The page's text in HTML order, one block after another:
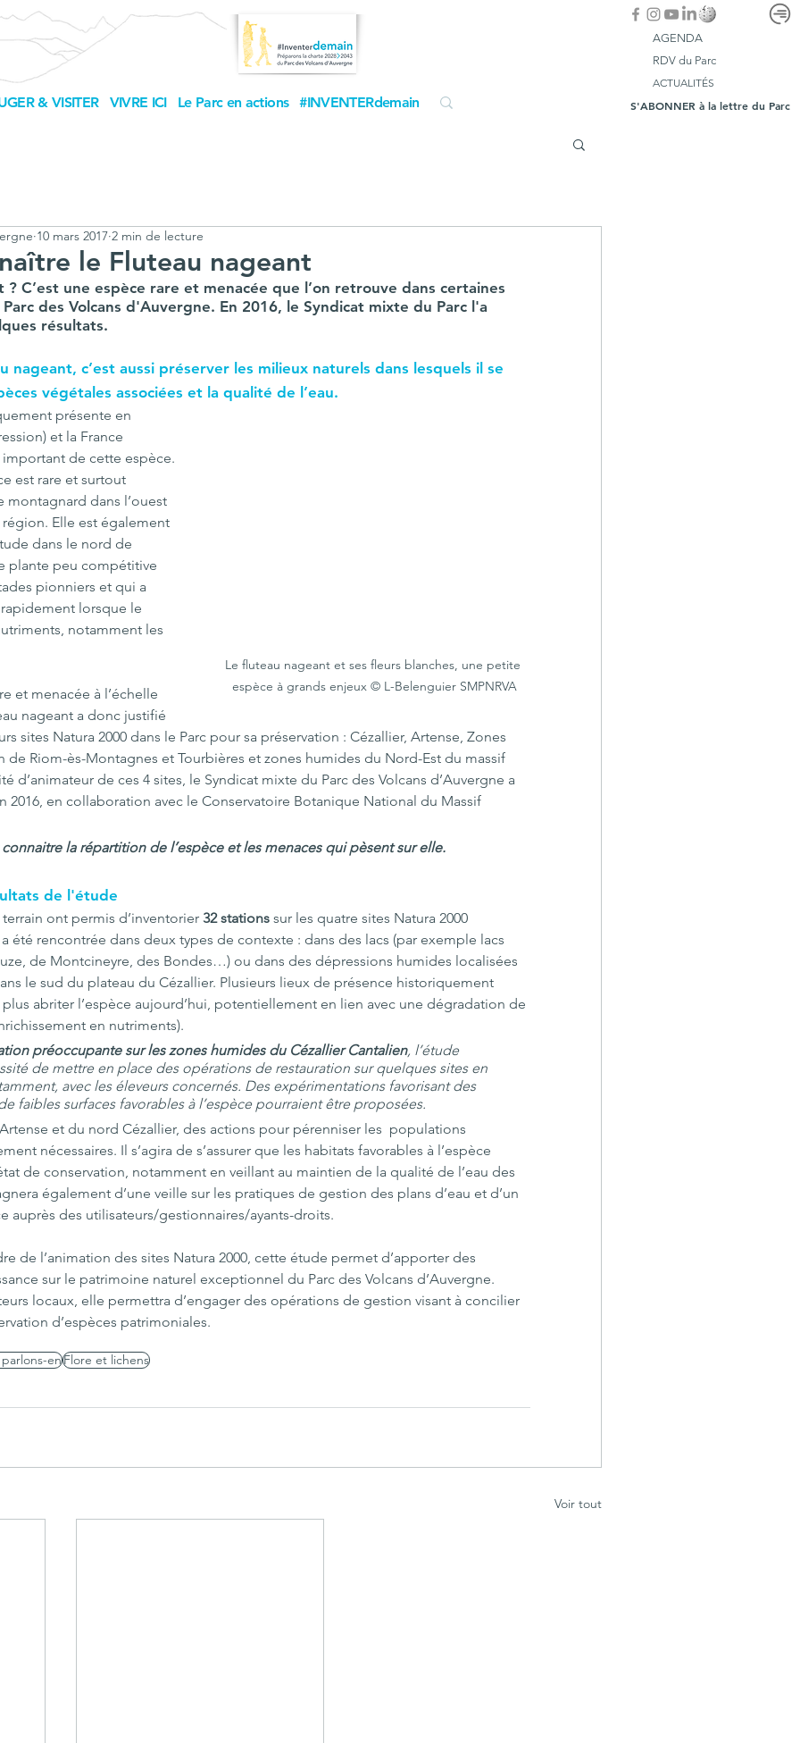
& VISITER VIVRE ICI Le Parc en actions #INVENTERdemain
AGENDA
RDV du Parc
ACTUALITÉS
S'ABONNER à la lettre du Parc
le Fluteau nageant
10 mars 2017 2 min de lecture
? C’est une espèce rare et menacée que l’on retrouve dans certaines
des Volcans d'Auvergne. En 2016, le Syndicat mixte du Parc l'a
résultats.
nageant, c’est aussi préserver les milieux naturels dans lesquels il se
végétales associées et la qualité de l’eau.
Le fluteau nageant et ses fleurs blanches, une petite
espèce à grands enjeux © L-Belenguier SMPNRVA
présente en
et la France
de cette espèce.
est rare et surtout
montagnard dans l’ouest
Elle est également
dans le nord de
plante peu compétitive
pionniers et qui a
lorsque le
notamment les
et menacée à l’échelle
nageant a donc justifié
sites Natura 2000 dans le Parc pour sa préservation : Cézallier, Artense, Zones
de Riom-ès-Montagnes et Tourbières et zones humides du Nord-Est du massif
d’animateur de ces 4 sites, le Syndicat mixte du Parc des Volcans d’Auvergne a
2016, en collaboration avec le Conservatoire Botanique National du Massif
la répartition de l’espèce et les menaces qui pèsent sur elle.
de l'étude
ont permis d’inventorier 32 stations sur les quatre sites Natura 2000
a été rencontrée dans deux types de contexte : dans des lacs (par exemple lacs
de Montcineyre, des Bondes…) ou dans des dépressions humides localisées
le sud du plateau du Cézallier. Plusieurs lieux de présence historiquement
abriter l’espèce aujourd’hui, potentiellement en lien avec une dégradation de
en nutriments).
préoccupante sur les zones humides du Cézallier Cantalien, l’étude
de mettre en place des opérations de restauration sur quelques sites en
avec les éleveurs concernés. Des expérimentations favorisant des
faibles surfaces favorables à l’espèce pourraient être proposées.
et du nord Cézallier, des actions pour pérenniser les  populations
nécessaires. Il s’agira de s’assurer que les habitats favorables à l’espèce
de conservation, notamment en veillant au maintien de la qualité de l’eau des
également d’une veille sur les pratiques de gestion des plans d’eau et d’un
auprès des utilisateurs/gestionnaires/ayants-droits.
de l’animation des sites Natura 2000, cette étude permet d’apporter des
sur le patrimoine naturel exceptionnel du Parc des Volcans d’Auvergne.
locaux, elle permettra d’engager des opérations de gestion visant à concilier
d’espèces patrimoniales.
enFlore et lichens
Voir tout